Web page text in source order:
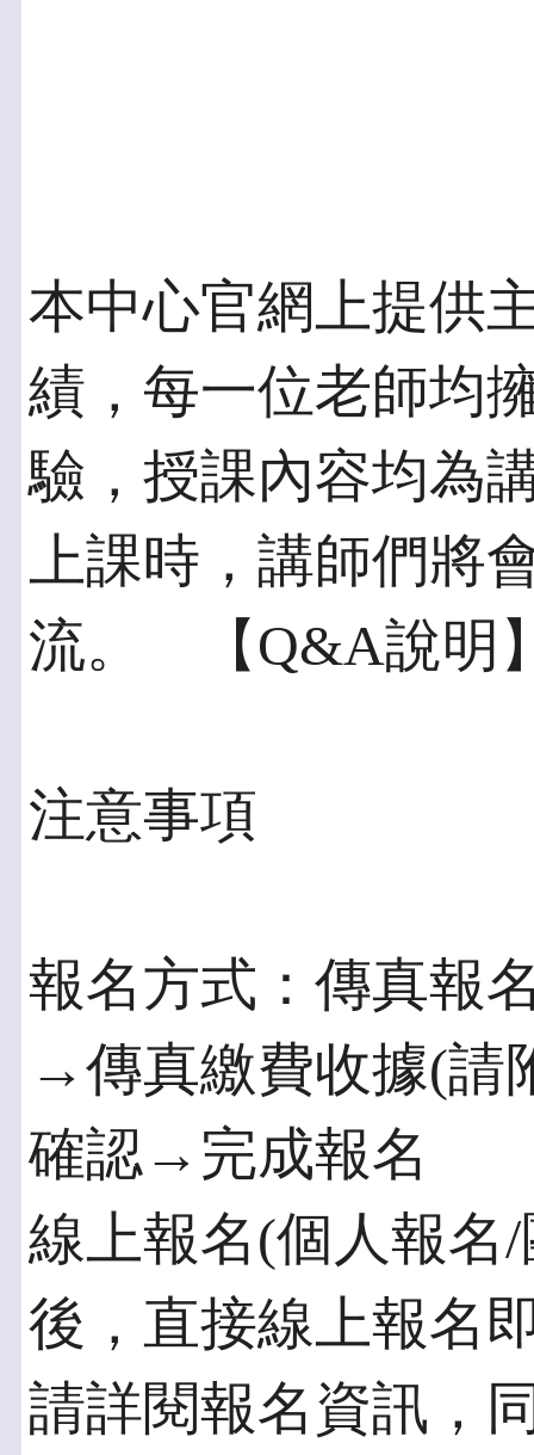
本中心官網上提供
績，每一位老師均
驗，授課內容均為
上課時，講師們將
流。 【Q&A說明
注意事項
報名方式：傳真報
→傳真繳費收據(請
確認→完成報名
線上報名(個人報名
後，直接線上報名
請詳閱報名資訊，